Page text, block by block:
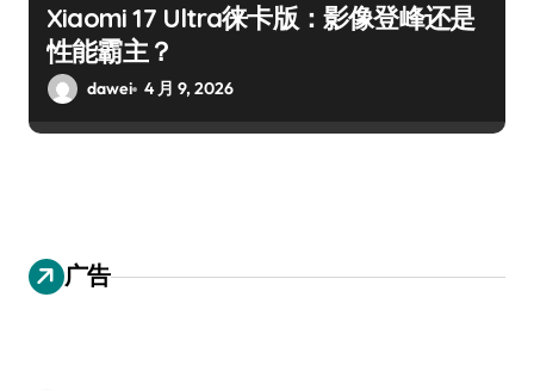
Xiaomi 17 Ultra徕卡版：影像登峰还是
性能霸主？
dawei 4 月 9, 2026
广告